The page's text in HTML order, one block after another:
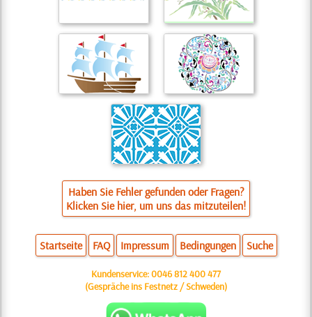
Haben Sie Fehler gefunden oder Fragen?
Klicken Sie hier, um uns das mitzuteilen!
Startseite FAQ Impressum Bedingungen Suche
Kundenservice:0046 812 400 477
(Gespräche ins Festnetz / Schweden)